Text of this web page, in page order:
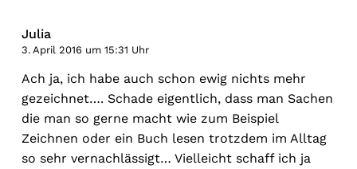
Julia
3. April 2016 um 15:31 Uhr
Ach ja, ich habe auch schon ewig nichts mehr
gezeichnet…. Schade eigentlich, dass man Sachen
die man so gerne macht wie zum Beispiel
Zeichnen oder ein Buch lesen trotzdem im Alltag
so sehr vernachlässigt… Vielleicht schaff ich ja